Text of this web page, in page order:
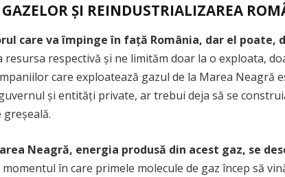
ȘI REINDUSTRIALIZAREA
care va împinge în față România, dar el poate,
respectivă și ne limităm doar la o exploata,
care exploatează gazul de la Marea Neagră
și entități private, ar trebui deja să se
greșeală.
Neagră, energia produsă din acest gaz, se
în care primele molecule de gaz încep să